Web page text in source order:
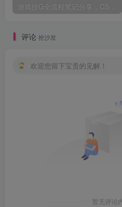
游戏挂G全流程笔记分享，CSGO游戏搬砖，小白看了当天学会见收益【揭秘】
评论 抢沙发
欢迎您留下宝贵的见解！
暂无评论